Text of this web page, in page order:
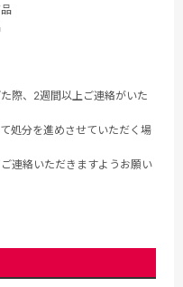
際、2週間以上ご連絡がいた
処分を進めさせていただく場
連絡いただきますようお願い